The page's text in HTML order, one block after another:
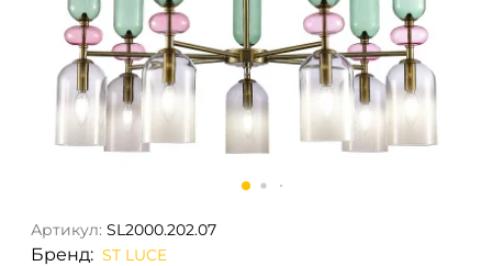
Артикул: SL2000.202.07
Бренд: ST LUCE